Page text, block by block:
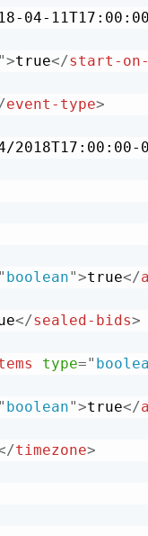
04-
">true</start-on-
event-type>
2018T17:00:00-
" boolean">true</
</sealed-bids>
type="
" boolean">true</
timezone>